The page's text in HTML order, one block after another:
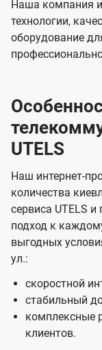
Наша компания
технологии,
оборудование
UTELS
Наш интернет-
количества
сервиса UTELS
подход к
выгодных
ул.:
скоростной
стабильный
комплексные
клиентов.